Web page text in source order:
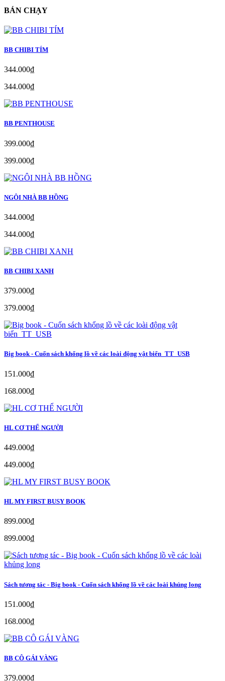
BÁN CHẠY
BB CHIBI TÍM
344.000₫
344.000₫
BB PENTHOUSE
399.000₫
399.000₫
NGÔI NHÀ BB HỒNG
344.000₫
344.000₫
BB CHIBI XANH
379.000₫
379.000₫
Big book - Cuốn sách khổng lồ về các loài động vật biển_TT_USB
151.000₫
168.000₫
HL CƠ THỂ NGƯỜI
449.000₫
449.000₫
HL MY FIRST BUSY BOOK
899.000₫
899.000₫
Sách tương tác - Big book - Cuốn sách khổng lồ về các loài khủng long
151.000₫
168.000₫
BB CÔ GÁI VÀNG
379.000₫